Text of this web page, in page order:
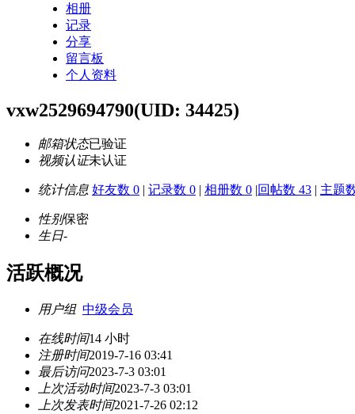
相册
记录
分享
留言板
个人资料
vxw2529694790(UID: 34425)
邮箱状态已验证
视频认证未认证
统计信息 好友数 0 | 记录数 0 | 相册数 0 |回帖数 43 | 主题
性别保密
生日-
活跃概况
用户组 中级会员
在线时间14 小时
注册时间2019-7-16 03:41
最后访问2023-7-3 03:01
上次活动时间2023-7-3 03:01
上次发表时间2021-7-26 02:12